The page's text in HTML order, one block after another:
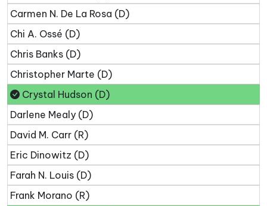
Carmen N. De La Rosa (D)
Chi A. Ossé (D)
Chris Banks (D)
Christopher Marte (D)
Crystal Hudson (D)
Darlene Mealy (D)
David M. Carr (R)
Eric Dinowitz (D)
Farah N. Louis (D)
Frank Morano (R)